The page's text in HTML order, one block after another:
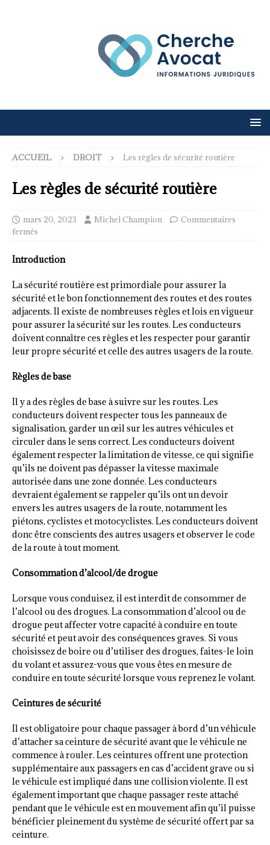
ACCUEIL DROIT Les règles de sécurité routière
Les règles de sécurité routière
mars 20, 2023 Michel Champion
Commentaires
fermés
Introduction
La sécurité routière est primordiale pour assurer la
sécurité et le bon fonctionnement des routes et des routes
adjacents. Il existe de nombreuses règles et lois en vigueur
pour assurer la sécurité sur les routes. Les conducteurs
doivent connaître ces règles et les respecter pour garantir
leur propre sécurité et celle des autres usagers de la route.
Règles de base
Il y a des règles de base à suivre sur les routes. Les
conducteurs doivent respecter tous les panneaux de
signalisation, garder un œil sur les autres véhicules et
circuler dans le sens correct. Les conducteurs doivent
également respecter la limitation de vitesse, ce qui signifie
qu’ils ne doivent pas dépasser la vitesse maximale
autorisée dans une zone donnée. Les conducteurs
devraient également se rappeler qu’ils ont un devoir
envers les autres usagers de la route, notamment les
piétons, cyclistes et motocyclistes. Les conducteurs doivent
donc être conscients des autres usagers et observer le code
de la route à tout moment.
Consommation d’alcool/de drogue
Lorsque vous conduisez, il est interdit de consommer de
l’alcool ou des drogues. La consommation d’alcool ou de
drogue peut affecter votre capacité à conduire en toute
sécurité et peut avoir des conséquences graves. Si vous
choisissez de boire ou d’utiliser des drogues, faites-le loin
du volant et assurez-vous que vous êtes en mesure de
conduire en toute sécurité lorsque vous reprenez le volant.
Ceintures de sécurité
Il est obligatoire pour chaque passager à bord d’un véhicule
d’attacher sa ceinture de sécurité avant que le véhicule ne
commence à rouler. Les ceintures offrent une protection
supplémentaire aux passagers en cas d’accident grave ou si
le véhicule est impliqué dans une collision violente. Il est
également important que chaque passager reste attaché
pendant que le véhicule est en mouvement afin qu’il puisse
bénéficier pleinement du système de sécurité offert par sa
ceinture.